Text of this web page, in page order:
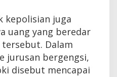
kepolisian juga
uang yang beredar
Dalam
jurusan bergengsi,
disebut mencapai